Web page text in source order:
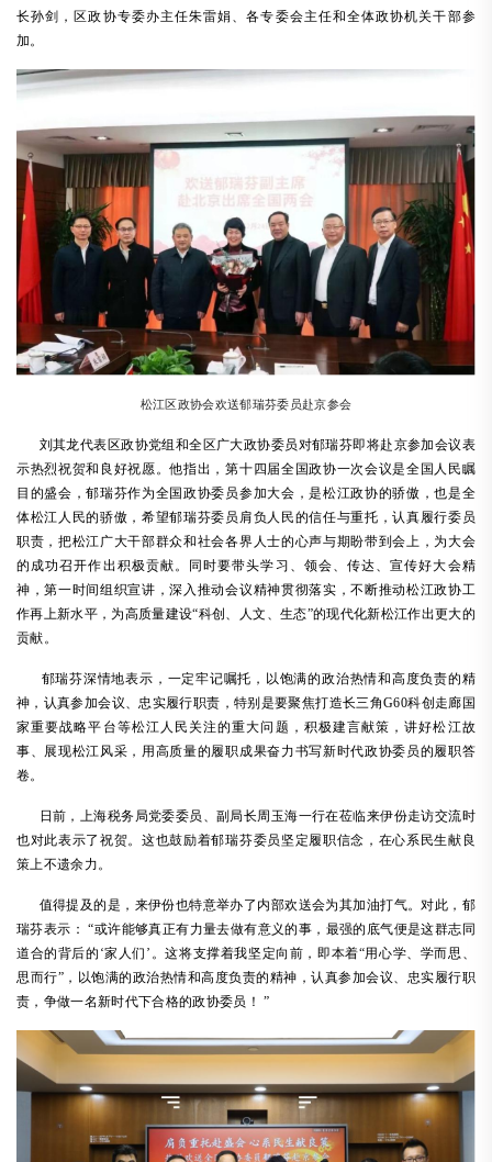
长孙剑，区政协专委办主任朱雷娟、各专委会主任和全体政协机关干部参
加。
松江区政协会欢送郁瑞芬委员赴京参会
刘其龙代表区政协党组和全区广大政协委员对郁瑞芬即将赴京参加会议表
示热烈祝贺和良好祝愿。他指出，第十四届全国政协一次会议是全国人民瞩
目的盛会，郁瑞芬作为全国政协委员参加大会，是松江政协的骄傲，也是全
体松江人民的骄傲，希望郁瑞芬委员肩负人民的信任与重托，认真履行委员
职责，把松江广大干部群众和社会各界人士的心声与期盼带到会上，为大会
的成功召开作出积极贡献。同时要带头学习、领会、传达、宣传好大会精
神，第一时间组织宣讲，深入推动会议精神贯彻落实，不断推动松江政协工
作再上新水平，为高质量建设“科创、人文、生态”的现代化新松江作出更大的
贡献。
郁瑞芬深情地表示，一定牢记嘱托，以饱满的政治热情和高度负责的精
神，认真参加会议、忠实履行职责，特别是要聚焦打造长三角G60科创走廊国
家重要战略平台等松江人民关注的重大问题，积极建言献策，讲好松江故
事、展现松江风采，用高质量的履职成果奋力书写新时代政协委员的履职答
卷。
日前，上海税务局党委委员、副局长周玉海一行在莅临来伊份走访交流时
也对此表示了祝贺。这也鼓励着郁瑞芬委员坚定履职信念，在心系民生献良
策上不遗余力。
值得提及的是，来伊份也特意举办了内部欢送会为其加油打气。对此，郁
瑞芬表示：
“或许能够真正有力量去做有意义的事，最强的底气便是这群志同
道合的背后的‘家人们’。这将支撑着我坚定向前，即本着“用心学、学而思、
思而行”，以饱满的政治热情和高度负责的精神，认真参加会议、忠实履行职
责，争做一名新时代下合格的政协委员！ ”